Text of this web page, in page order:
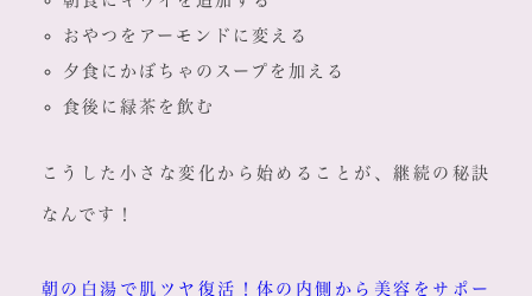
おやつをアーモンドに変える
夕食にかぼちゃのスープを加える
食後に緑茶を飲む
こうした小さな変化から始めることが、継続の秘訣
なんです！
朝の白湯で肌ツヤ復活！体の内側から美容をサポー